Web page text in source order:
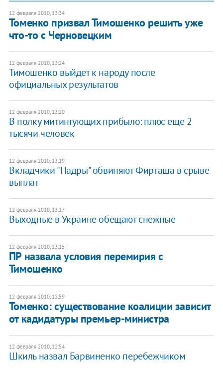
12 февраля 2010, 13:34
Томенко призвал Тимошенко решить уже
что-то с Черновецким
12 февраля 2010, 13:24
Тимошенко выйдет к народу после
официальных результатов
12 февраля 2010, 13:20
В полку митингующих прибыло: плюс еще 2
тысячи человек
12 февраля 2010, 13:19
Вкладчики "Надры" обвиняют Фирташа в срыве
выплат
12 февраля 2010, 13:17
Выходные в Украине обещают снежные
12 февраля 2010, 13:15
ПР назвала условия перемирия с
Тимошенко
12 февраля 2010, 12:59
Томенко: существование коалиции зависит
от кадидатуры премьер-министра
12 февраля 2010, 12:54
Шкиль назвал Барвиненко перебежчиком